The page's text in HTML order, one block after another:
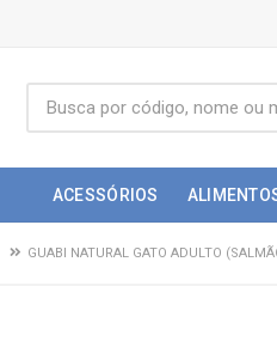
ACESSÓRIOS
GUABI NATURAL GATO ADULTO